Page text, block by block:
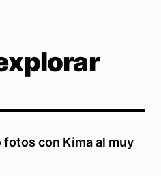
con Kima al muy